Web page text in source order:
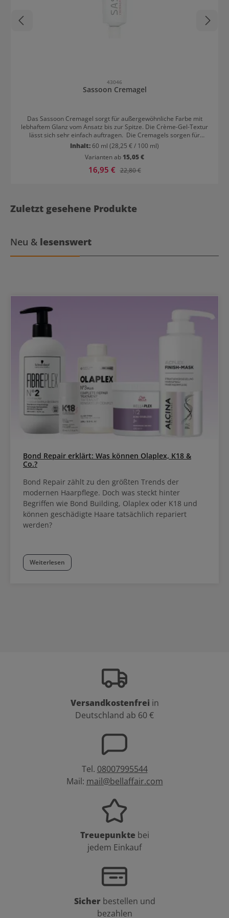
43046
Sassoon Cremagel
Das Sassoon Cremagel sorgt für außergewöhnliche Farbe mit
lebhaftem Glanz vom Ansatz bis zur Spitze. Die Crème-Gel-Textur
lässt sich sehr einfach auftragen. Die Cremagels sorgen für
schillernde und lang anhaltende Farbergebnisse, die das Haar
verschönern und nicht plakativ wirken lassen: Präzise Schattierung,
echte und glaubhafte Tonalität, genaue und klareTöne
Durchdachte prägnante Frabpalette ohne redundante Farben
Enthält das fortschrittliche Konditionierungssystem Intelliprotec für
belassen. Die Cremagels sind untereinander mischbar. Keine
Inhalt: 60 ml (28,25 € / 100 ml)
Varianten ab 15,05 €
Verkaufspreis:
16,95 € Regulärer Preis:
22,80 €
Zuletzt gesehene Produkte
Neu & lesenswert
Bond Repair erklärt: Was können Olaplex, K18 &
Co.?
Bond Repair zählt zu den größten Trends der
modernen Haarpflege. Doch was steckt hinter
Begriffen wie Bond Building, Olaplex oder K18 und
können geschädigte Haare tatsächlich repariert
werden?
Weiterlesen
Versandkostenfrei in
Deutschland ab 60 €
Tel. 08007995544
Mail: mail@bellaffair.com
Treuepunkte bei
jedem Einkauf
Sicher bestellen und
bezahlen